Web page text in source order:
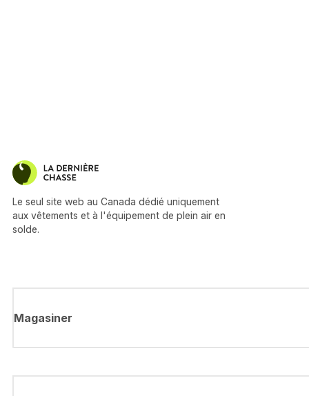
Le seul site web au Canada dédié uniquement
aux vêtements et à l'équipement de plein air en
solde.
Magasiner